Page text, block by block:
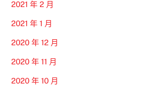
2021 年 2 月
2021 年 1 月
2020 年 12 月
2020 年 11 月
2020 年 10 月